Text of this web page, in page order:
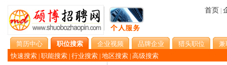
首页
简历中心 职位搜索 企业视频 品牌企业 猎头职位
兼
快速搜索 职能搜索 行业搜索 地区搜索 高级搜索